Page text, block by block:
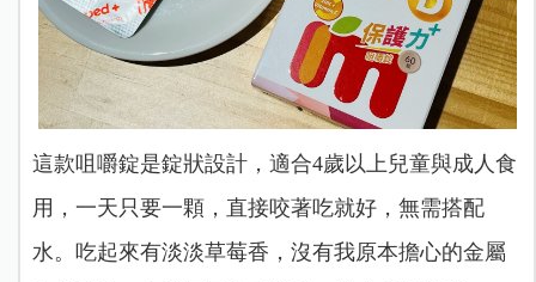
這款咀嚼錠是錠狀設計，適合4歲以上兒童與成人食
用，一天只要一顆，直接咬著吃就好，無需搭配
水。吃起來有淡淡草莓香，沒有我原本擔心的金屬